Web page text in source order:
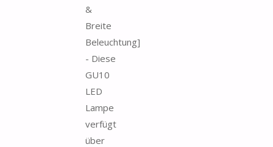
&
Breite
Beleuchtung]
- Diese
GU10
LED
Lampe
verfügt
über